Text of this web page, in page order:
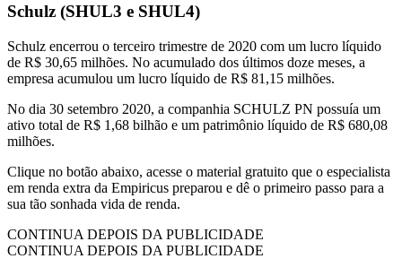
Schulz (SHUL3 e SHUL4)
Schulz encerrou o terceiro trimestre de 2020 com um lucro líquido
de R$ 30,65 milhões. No acumulado dos últimos doze meses, a
empresa acumulou um lucro líquido de R$ 81,15 milhões.
No dia 30 setembro 2020, a companhia SCHULZ PN possuía um
ativo total de R$ 1,68 bilhão e um patrimônio líquido de R$ 680,08
milhões.
Clique no botão abaixo, acesse o material gratuito que o especialista
em renda extra da Empiricus preparou e dê o primeiro passo para a
sua tão sonhada vida de renda.
CONTINUA DEPOIS DA PUBLICIDADE
CONTINUA DEPOIS DA PUBLICIDADE